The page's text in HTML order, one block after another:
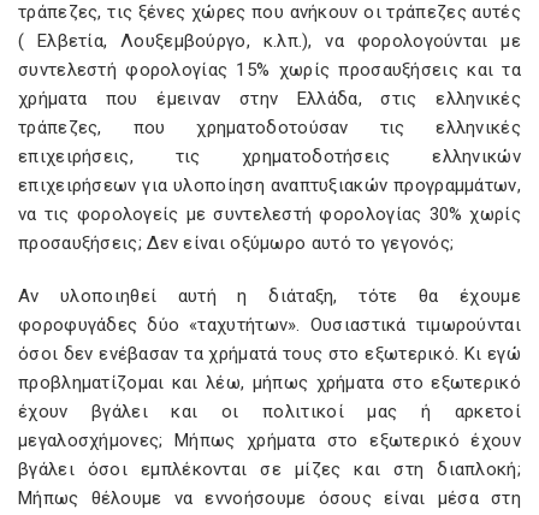
τράπεζες, τις ξένες χώρες που ανήκουν οι τράπεζες αυτές
( Ελβετία, Λουξεμβούργο, κ.λπ.), να φορολογούνται με
συντελεστή φορολογίας 15% χωρίς προσαυξήσεις και τα
χρήματα που έμειναν στην Ελλάδα, στις ελληνικές
τράπεζες, που χρηματοδοτούσαν τις ελληνικές
επιχειρήσεις, τις χρηματοδοτήσεις ελληνικών
επιχειρήσεων για υλοποίηση αναπτυξιακών προγραμμάτων,
να τις φορολογείς με συντελεστή φορολογίας 30% χωρίς
προσαυξήσεις; Δεν είναι οξύμωρο αυτό το γεγονός;
Αν υλοποιηθεί αυτή η διάταξη, τότε θα έχουμε
φοροφυγάδες δύο «ταχυτήτων». Ουσιαστικά τιμωρούνται
όσοι δεν ενέβασαν τα χρήματά τους στο εξωτερικό. Κι εγώ
προβληματίζομαι και λέω, μήπως χρήματα στο εξωτερικό
έχουν βγάλει και οι πολιτικοί μας ή αρκετοί
μεγαλοσχήμονες; Μήπως χρήματα στο εξωτερικό έχουν
βγάλει όσοι εμπλέκονται σε μίζες και στη διαπλοκή;
Μήπως θέλουμε να εννοήσουμε όσους είναι μέσα στη